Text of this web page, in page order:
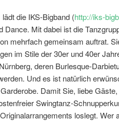
die IKS-Bigband (http://iks-
Dance. Mit dabei ist die
mehrfach gemeinsam auftrat.
im Stile der 30er und 40er
deren Burlesque-
Und es ist natürlich
Damit Sie, liebe
Swingtanz-
loslegt.